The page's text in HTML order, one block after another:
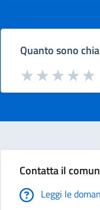
Quanto sono
Valuta da 1 a 5 stelle la
Valuta
Valuta 3
Valuta 2 stelle
Valuta 1 stelle su 5
Contatta il
Leggi le